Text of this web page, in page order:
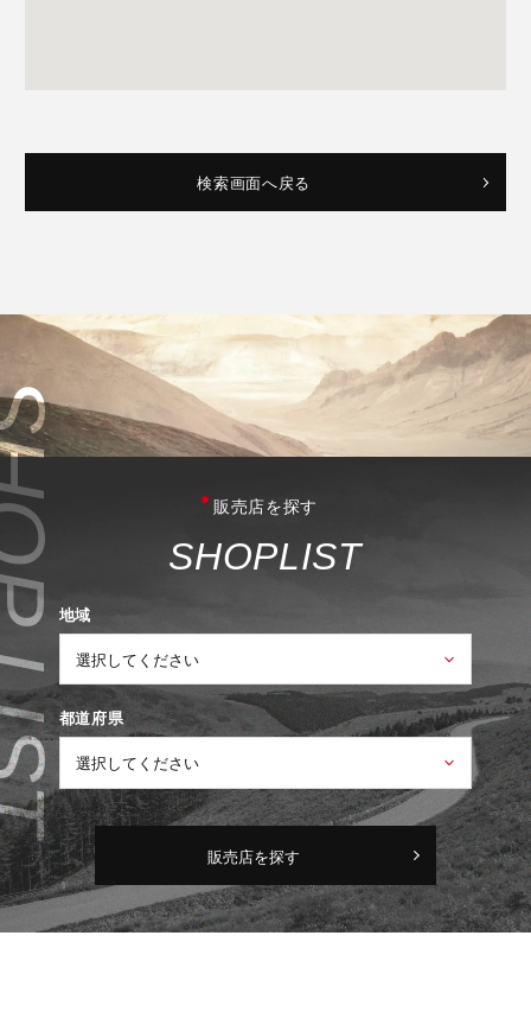
検索画面へ戻る
販売店を探す
SHOPLIST
地域
都道府県
販売店を探す